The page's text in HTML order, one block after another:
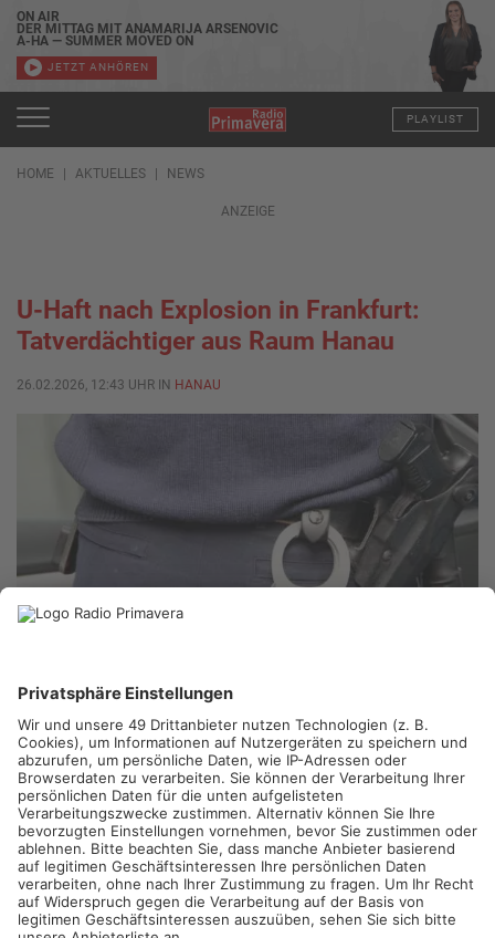
ON AIR
DER MITTAG MIT ANAMARIJA ARSENOVIC
A-HA — SUMMER MOVED ON
JETZT ANHÖREN
PLAYLIST
HOME AKTUELLES NEWS
ANZEIGE
U-Haft nach Explosion in Frankfurt:
Tatverdächtiger aus Raum Hanau
26.02.2026, 12:43 UHR IN HANAU
HANAU/FRANKFURT.Ein junger Mann aus dem Raum Hanau
sitzt jetzt in Untersuchungshaft. Laut Polizei soll der 23-
Jährige für die Sprengstoffexplosion in der Frankfurter
Innenstadt vor wenigen Monaten verantwortlich sein. Nahe der
Zeil gab es Ende Dezember eine Explosion in einem Café –
dabei entstand ein Brand. Verletzt wurde damals niemand. Die
Ermittler gehen davon aus, dass der junge Mann für die
Straftat angeworben wurde.